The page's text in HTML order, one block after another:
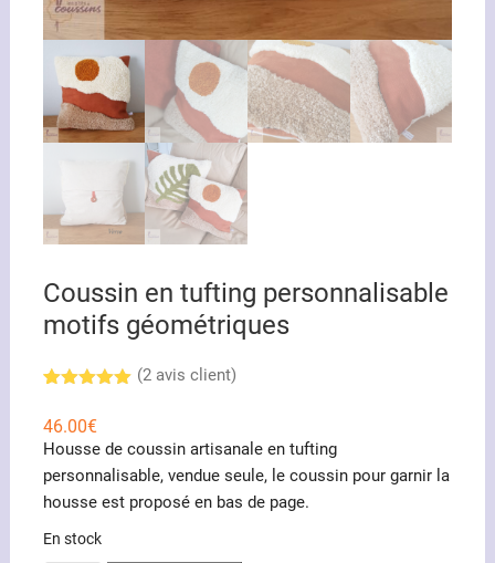
Coussin en tufting personnalisable
motifs géométriques
sur 5
basé sur
notations
(2avis client)
46.00€
Housse de coussin artisanale en tufting
personnalisable, vendue seule, le coussin pour garnir la
housse est proposé en bas de page.
En stock